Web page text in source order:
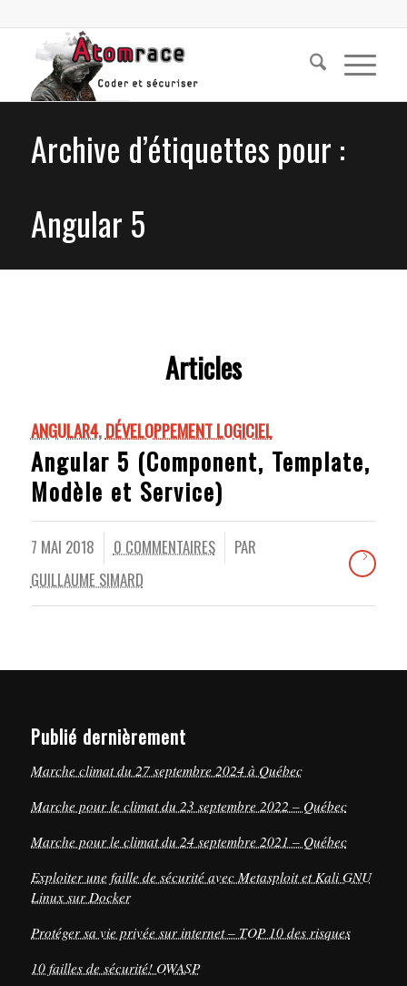
Archive d’étiquettes pour :
Angular 5
Articles
ANGULAR4,DÉVELOPPEMENT LOGICIEL
Angular 5 (Component, Template,
Modèle et Service)
7 MAI 2018 0 COMMENTAIRES
/
PAR
GUILLAUME SIMARD
Publié dernièrement
Marche climat du 27 septembre 2024 à Québec
Marche pour le climat du 23 septembre 2022 – Québec
Marche pour le climat du 24 septembre 2021 – Québec
Exploiter une faille de sécurité avec Metasploit et Kali GNU
Linux sur Docker
Protéger sa vie privée sur internet – TOP 10 des risques
10 failles de sécurité! OWASP